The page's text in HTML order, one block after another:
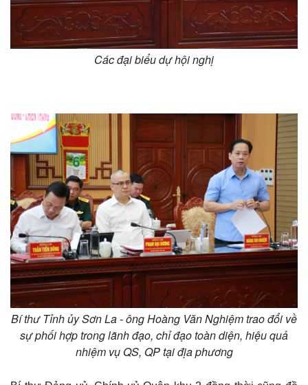
Pháp luật
Vụ án
Tin nóng
Quân sự - Quốc phòng
Vũ khí
Việt Nam
Phân tích
Các đại biểu dự hội nghị
Bí thư Tỉnh ủy Sơn La - ông Hoàng Văn Nghiệm trao đổi về
sự phối hợp trong lãnh đạo, chỉ đạo toàn diện, hiệu quả
nhiệm vụ QS, QP tại địa phương